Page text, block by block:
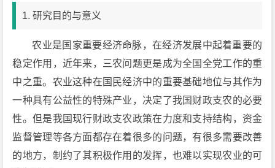
1. 研究目的与意义
农业是国家重要经济命脉，在经济发展中起着重要的
稳定作用，近年来，三农问题更是成为全国全党工作的重
中之重。农业这种在国民经济中的重要基础地位与其作为
一种具有公益性的特殊产业，决定了我国财政支农的必要
性。但是我国现行财政支农政策在力度和支持结构，资金
监督管理等各方面都存在着很多的问题，有很多需要改善
的地方，制约了其积极作用的发挥，也难以实现农业的可